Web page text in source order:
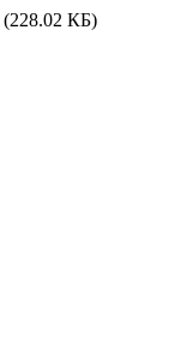
(228.02 КБ)